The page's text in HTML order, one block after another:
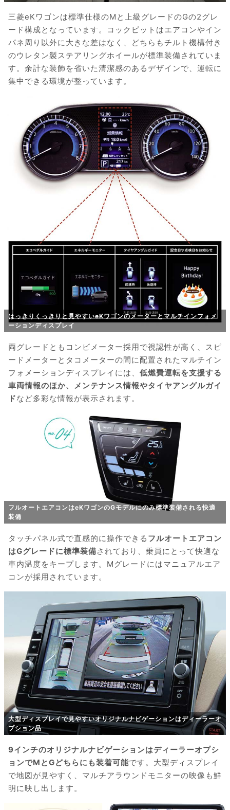
三菱eKワゴンは標準仕様のMと上級グレードのGの2グレ
ード構成となっています。コックピットはエアコンやイン
パネ周り以外に大きな差はなく、どちらもチルト機構付き
のウレタン製ステアリングホイールが標準装備されていま
す。余計な装飾を省いた清潔感のあるデザインで、運転に
集中できる環境が整っています。
はっきりくっきりと見やすいeKワゴンのメーターとマルチインフォメ
ーションディスプレイ
両グレードともコンビメーター採用で視認性が高く、スピ
ードメーターとタコメーターの間に配置されたマルチイン
フォメーションディスプレイには、 低燃費運転を支援する
車両情報のほか、メンテナンス情報やタイヤアングルガイ
ドなど多彩な情報が表示されます。
フルオートエアコンはeKワゴンのGモデルにのみ標準装備される快適
装備
タッチパネル式で直感的に操作できる フルオートエアコン
はGグレードに標準装備されており、乗員にとって快適な
車内温度をキープします。Mグレードにはマニュアルエア
コンが採用されています。
大型ディスプレイで見やすいオリジナルナビゲーションはディーラーオ
プション品
9インチのオリジナルナビゲーションはディーラーオプシ
ョンでMとGどちらにも装着可能です。大型ディスプレイ
で地図が見やすく、マルチアラウンドモニターの映像も鮮
明に映し出します。